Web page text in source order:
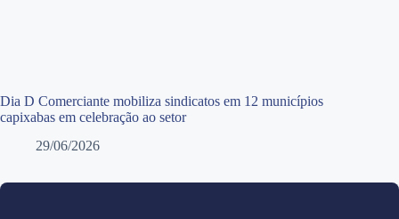
Dia D Comerciante mobiliza sindicatos em 12 municípios
capixabas em celebração ao setor
29/06/2026